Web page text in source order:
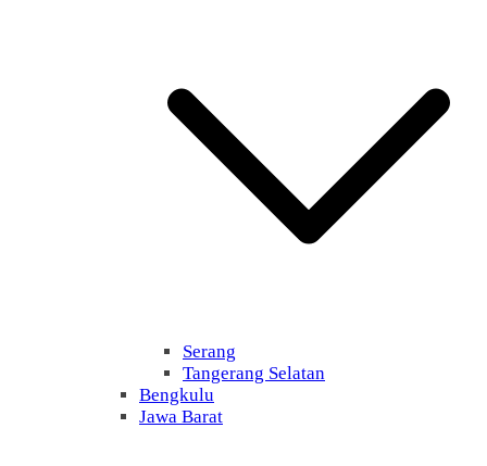
Serang
Tangerang Selatan
Bengkulu
Jawa Barat